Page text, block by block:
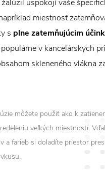
uspokojí vaše
miestnosť
s plne zatemňujúcim
v kancelárskych
skleneného vlákna
môžete použiť ako k
veľkých miestností.
a farieb si doladíte priestor